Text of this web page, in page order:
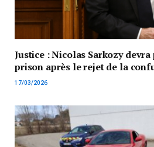
Justice : Nicolas Sarkozy
prison après le rejet de la
17/03/2026